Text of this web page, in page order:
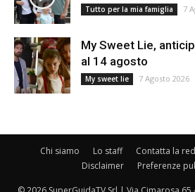
Tutto per la mia famiglia 7
My Sweet Lie,
al 14 agosto
My sweet lie 7 Agosto 2026
Chi siamo Lo staff Contatta la
Disclaimer
Preferenze